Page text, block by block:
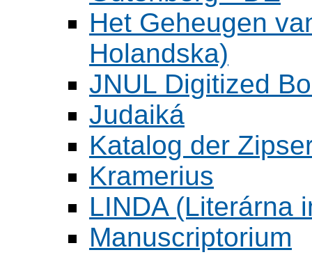
Het Geheugen
Holandska)
JNUL Digitized
Judaiká
Katalog der
Kramerius
LINDA (Literárna
Manuscriptorium